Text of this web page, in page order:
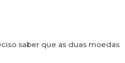
saber que as duas moedas